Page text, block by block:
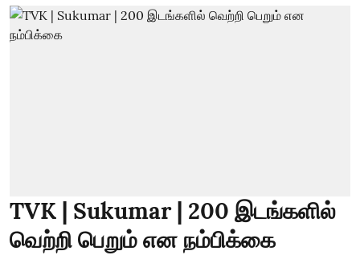
TVK | Sukumar | 200 இடங்களில்
வெற்றி பெறும் என நம்பிக்கை